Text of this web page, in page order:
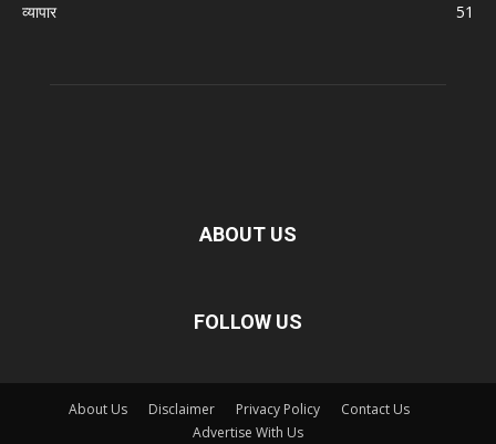
व्यापार
51
ABOUT US
FOLLOW US
About Us Disclaimer Privacy Policy
Contact Us
Advertise With Us